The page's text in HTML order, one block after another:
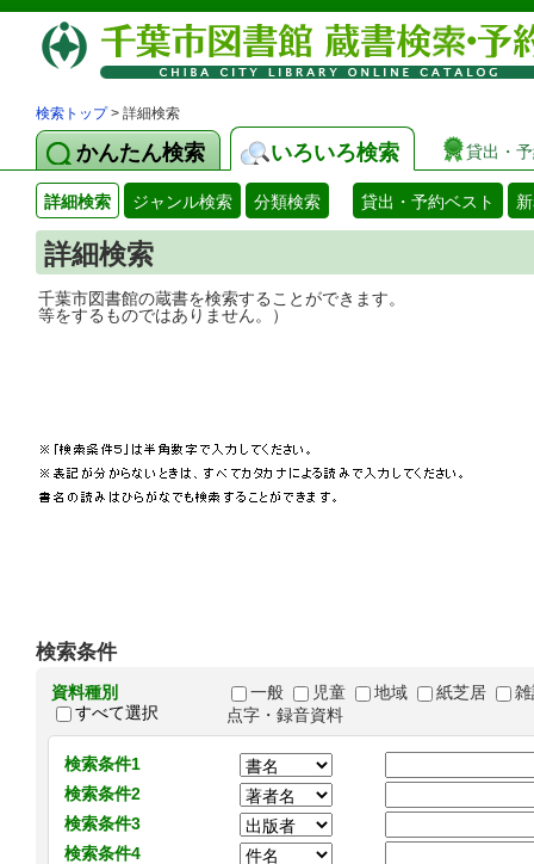
検索トップ> 詳細検索
かんたん検索 いろいろ検索 貸出・
詳細検索 ジャンル検索 分類検索 貸出・予約ベスト
詳細検索
千葉市図書館の蔵書を検索することがで
等をするものではありません。）
検索条件
資料種別
すべて選択
一般 児童 地域 紙芝居
点字・録音資料
検索条件1
検索条件2
検索条件3
検索条件4